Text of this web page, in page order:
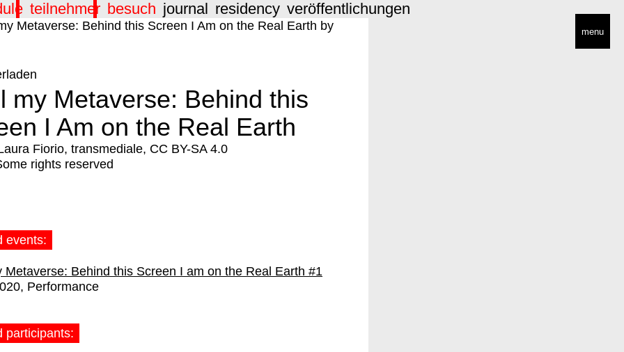
menu
teilnehmer besuch journal residency veröffentlichungen
my Metaverse: Behind this
I Am on the Real Earth
Fiorio, transmediale, CC BY-SA 4.0
rights reserved
events:
Metaverse: Behind this Screen I am on the Real Earth #1
Performance
participants: